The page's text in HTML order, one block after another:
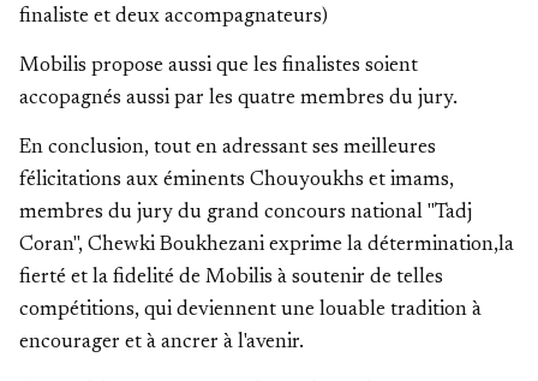
finaliste et deux accompagnateurs)
Mobilis propose aussi que les finalistes soient
accopagnés aussi par les quatre membres du jury.
En conclusion, tout en adressant ses meilleures
félicitations aux éminents Chouyoukhs et imams,
membres du jury du grand concours national "Tadj
Coran", Chewki Boukhezani exprime la détermination,la
fierté et la fidelité de Mobilis à soutenir de telles
compétitions, qui deviennent une louable tradition à
encourager et à ancrer à l'avenir.